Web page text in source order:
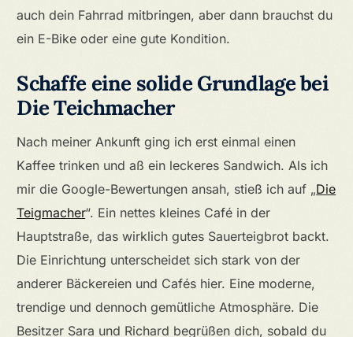
auch dein Fahrrad mitbringen, aber dann brauchst du
ein E-Bike oder eine gute Kondition.
Schaffe eine solide Grundlage bei
Die Teichmacher
Nach meiner Ankunft ging ich erst einmal einen
Kaffee trinken und aß ein leckeres Sandwich. Als ich
mir die Google-Bewertungen ansah, stieß ich auf „Die
Teigmacher“. Ein nettes kleines Café in der
Hauptstraße, das wirklich gutes Sauerteigbrot backt.
Die Einrichtung unterscheidet sich stark von der
anderer Bäckereien und Cafés hier. Eine moderne,
trendige und dennoch gemütliche Atmosphäre. Die
Besitzer Sara und Richard begrüßen dich, sobald du